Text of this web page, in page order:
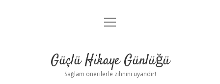
Anasayfa
Yasal Uyarı
menüyü
Güçlü Hikaye Günlüğü
Sağlam önerilerle zihnini uyandır!